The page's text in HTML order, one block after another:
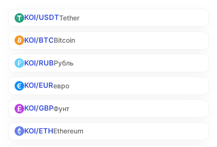
KOI/USDTTether
KOI/BTCBitcoin
KOI/RUBРубль
KOI/EURевро
KOI/GBPФунт
KOI/ETHEthereum